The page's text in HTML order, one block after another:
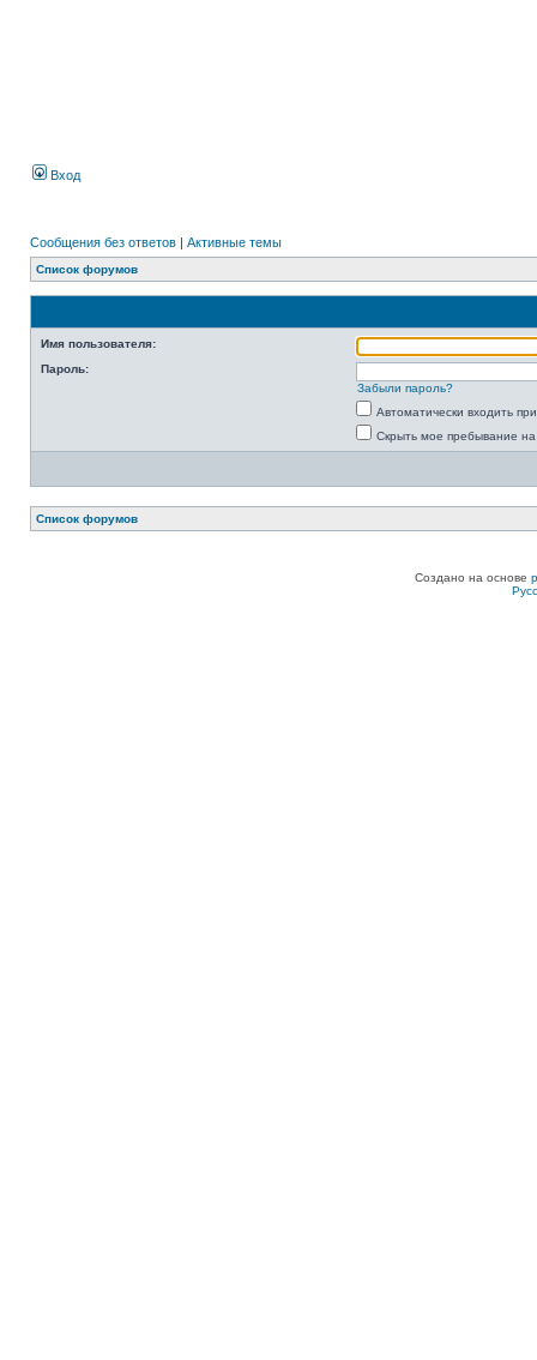
Вход
Сообщения без ответов | Активные темы
Список форумов
Имя пользователя:
Пароль:
Забыли пароль?
Автоматически входить
Скрыть мое пребывание
Список форумов
Создано на основе